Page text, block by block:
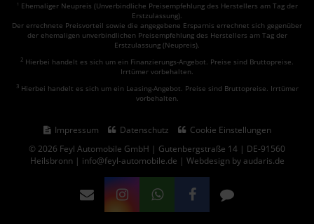
1 Ehemaliger Neupreis (Unverbindliche Preisempfehlung des Herstellers am Tag der
Erstzulassung).
Der errechnete Preisvorteil sowie die angegebene Ersparnis errechnet sich gegenüber
der ehemaligen unverbindlichen Preisempfehlung des Herstellers am Tag der
Erstzulassung (Neupreis).
2 Hierbei handelt es sich um ein Finanzierungs-Angebot. Preise sind Bruttopreise.
Irrtümer vorbehalten.
3 Hierbei handelt es sich um ein Leasing-Angebot. Preise sind Bruttopreise. Irrtümer
vorbehalten.
Impressum Datenschutz
Cookie Einstellungen
© 2026 Feyl Automobile GmbH | Gutenbergstraße 14 | DE-91560
Heilsbronn | info@feyl-automobile.de | Webdesign by audaris.de